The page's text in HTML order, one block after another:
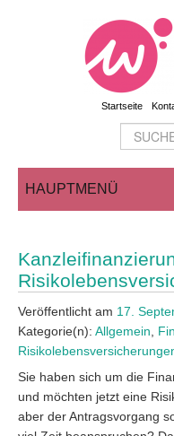
Startseite
HAUPTMENÜ
Veröffentlicht am 17.
Kategorie(n): Allgemein
Sie haben sich um die
und möchten jetzt eine
aber der Antragsvorgang